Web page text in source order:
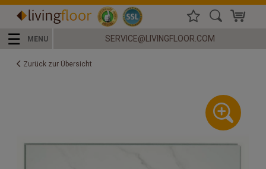
☰ MENU SERVICE@LIVINGFLOOR.COM
Zurück zur Übersicht